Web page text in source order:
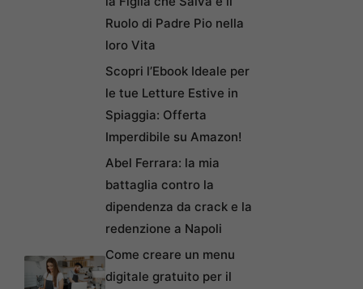
Ruolo di Padre Pio nella
loro Vita
Scopri l’Ebook Ideale per
le tue Letture Estive in
Spiaggia: Offerta
Imperdibile su Amazon!
Abel Ferrara: la mia
battaglia contro la
dipendenza da crack e la
redenzione a Napoli
Come creare un menu
digitale gratuito per il